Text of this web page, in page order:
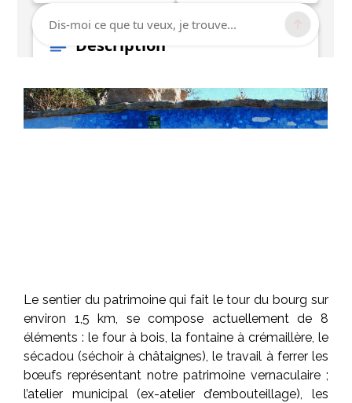
Le sentier du patrimoine qui fait le tour du bourg sur
environ 1,5 km, se compose actuellement de 8
éléments : le four à bois, la fontaine à crémaillère, le
sécadou (séchoir à châtaignes), le travail à ferrer les
bœufs représentant notre patrimoine vernaculaire ;
l’atelier municipal (ex-atelier d’embouteillage), les